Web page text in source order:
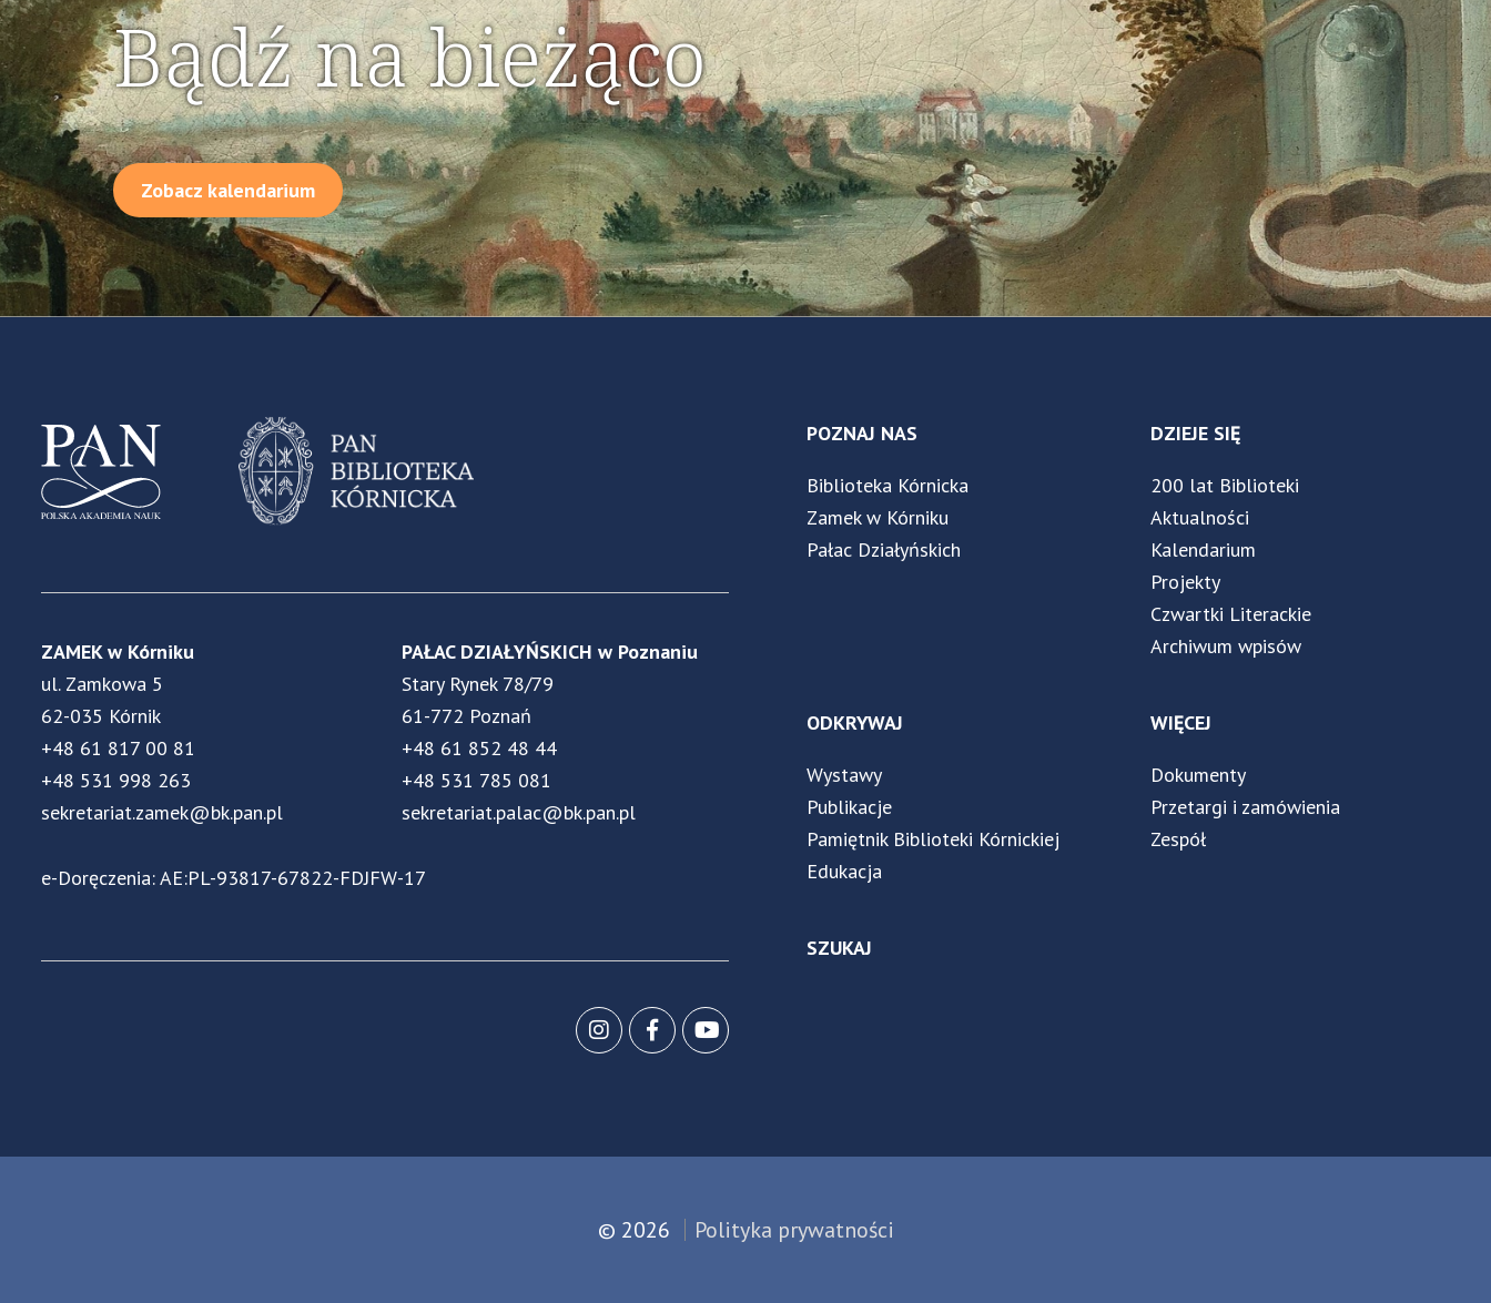
Bądź na bieżąco
Zobacz kalendarium
ZAMEK w Kórniku
ul. Zamkowa 5
62-035 Kórnik
+48 61 817 00 81
+48 531 998 263
sekretariat.zamek@bk.pan.pl
PAŁAC DZIAŁYŃSKICH w Poznaniu
Stary Rynek 78/79
61-772 Poznań
+48 61 852 48 44
+48 531 785 081
sekretariat.palac@bk.pan.pl
e-Doręczenia: AE:PL-93817-67822-FDJFW-17
POZNAJ NAS
Biblioteka Kórnicka
Zamek w Kórniku
Pałac Działyńskich
DZIEJE SIĘ
200 lat Biblioteki
Aktualności
Kalendarium
Projekty
Czwartki Literackie
Archiwum wpisów
ODKRYWAJ
Wystawy
Publikacje
Pamiętnik Biblioteki Kórnickiej
Edukacja
WIĘCEJ
Dokumenty
Przetargi i zamówienia
Zespół
SZUKAJ
© 2026 Polityka prywatności